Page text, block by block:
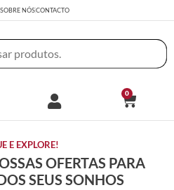
SOBRE NÓSCONTACTO
0
E EXPLORE!
OFERTAS PARA
SEUS SONHOS